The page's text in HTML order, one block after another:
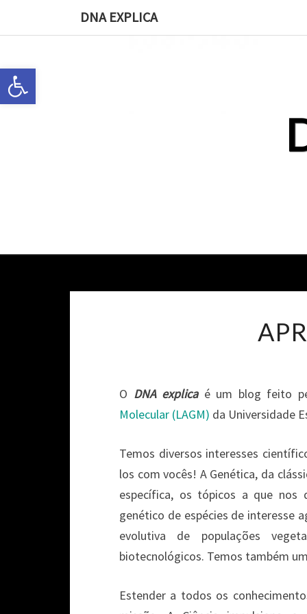
Abrir a barra de ferramentas
DNA EXPLICA
O DNA explicaé um blog feito
Molecular (LAGM) da Universidade
Temos diversos interesses
los com vocês! A Genética, da
específica, os tópicos a que nos
genético de espécies de interesse
evolutiva de populações
biotecnológicos. Temos também
Estender a todos os